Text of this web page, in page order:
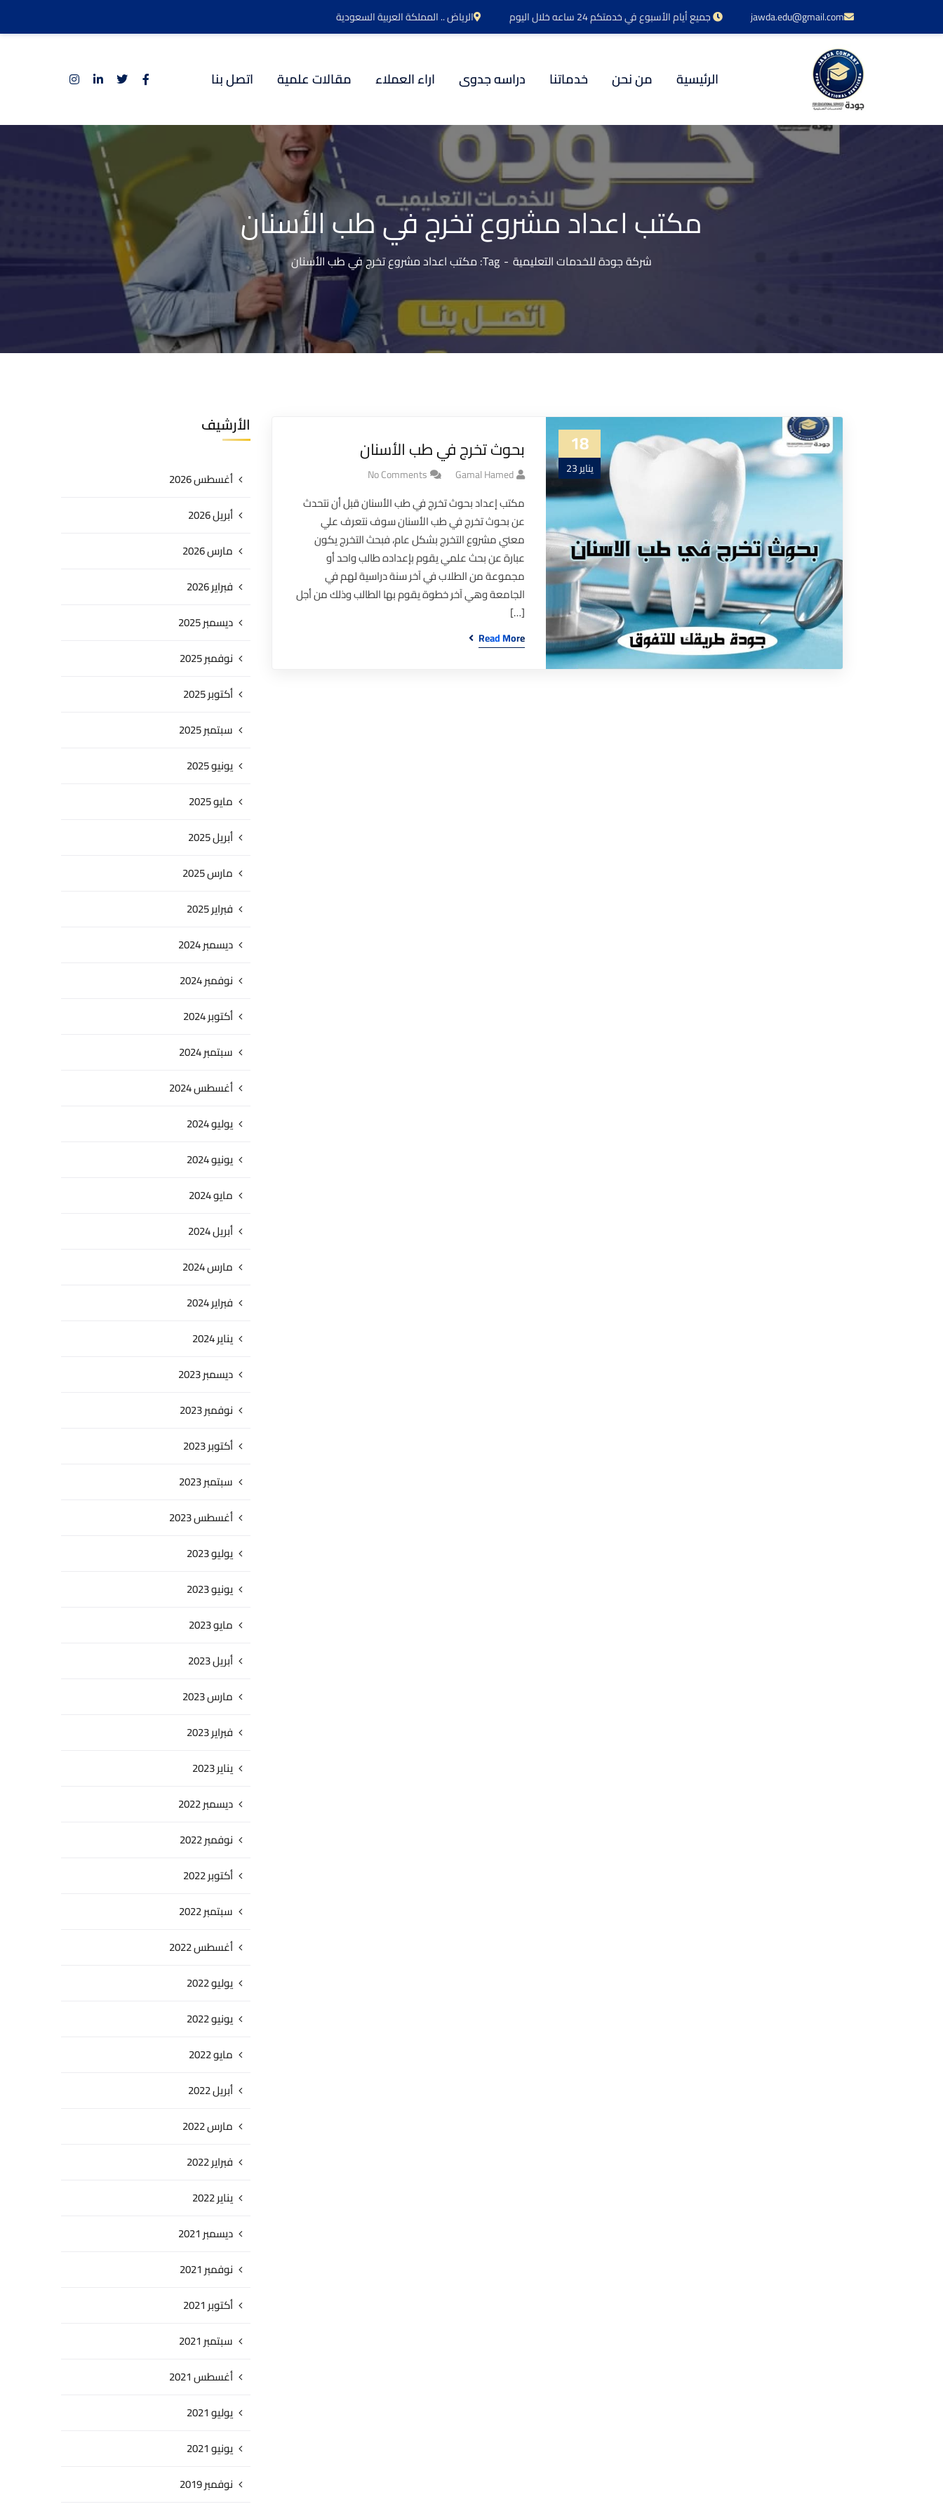
jawda.edu@gmail.com جميع أيام الأسبوع في خدمتكم 24 ساعه خلال اليوم الرياض .. المملكة العربية السعودية
الرئيسية من نحن خدماتنا دراسه جدوى اراء العملاء مقالات علمية اتصل بنا
مكتب اعداد مشروع تخرج في طب الأسنان
شركة جودة للخدمات التعليمية Tag: مكتب اعداد مشروع تخرج في طب الأسنان
18
يناير 23
بحوث تخرج في طب الأسنان
Gamal Hamed
No Comments
مكتب إعداد بحوث تخرج في طب الأسنان قبل أن نتحدث
عن بحوث تخرج في طب الأسنان سوف نتعرف علي
معني مشروع التخرج بشكل عام، فبحث التخرج يكون
عبارة عن بحث علمي يقوم بإعداده طالب واحد أو
مجموعة من الطلاب في آخر سنة دراسية لهم في
الجامعة وهي آخر خطوة يقوم بها الطالب وذلك من أجل
[…]
Read More
الأرشيف
أغسطس 2026
أبريل 2026
مارس 2026
فبراير 2026
ديسمبر 2025
نوفمبر 2025
أكتوبر 2025
سبتمبر 2025
يونيو 2025
مايو 2025
أبريل 2025
مارس 2025
فبراير 2025
ديسمبر 2024
نوفمبر 2024
أكتوبر 2024
سبتمبر 2024
أغسطس 2024
يوليو 2024
يونيو 2024
مايو 2024
أبريل 2024
مارس 2024
فبراير 2024
يناير 2024
ديسمبر 2023
نوفمبر 2023
أكتوبر 2023
سبتمبر 2023
أغسطس 2023
يوليو 2023
يونيو 2023
مايو 2023
أبريل 2023
مارس 2023
فبراير 2023
يناير 2023
ديسمبر 2022
نوفمبر 2022
أكتوبر 2022
سبتمبر 2022
أغسطس 2022
يوليو 2022
يونيو 2022
مايو 2022
أبريل 2022
مارس 2022
فبراير 2022
يناير 2022
ديسمبر 2021
نوفمبر 2021
أكتوبر 2021
سبتمبر 2021
أغسطس 2021
يوليو 2021
يونيو 2021
نوفمبر 2019